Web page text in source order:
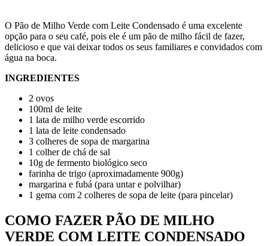
O Pão de Milho Verde com Leite Condensado é uma excelente
opção para o seu café, pois ele é um pão de milho fácil de fazer,
delicioso e que vai deixar todos os seus familiares e convidados com
água na boca.
INGREDIENTES
2 ovos
100ml de leite
1 lata de milho verde escorrido
1 lata de leite condensado
3 colheres de sopa de margarina
1 colher de chá de sal
10g de fermento biológico seco
farinha de trigo (aproximadamente 900g)
margarina e fubá (para untar e polvilhar)
1 gema com 2 colheres de sopa de leite (para pincelar)
COMO FAZER PÃO DE MILHO
VERDE COM LEITE CONDENSADO